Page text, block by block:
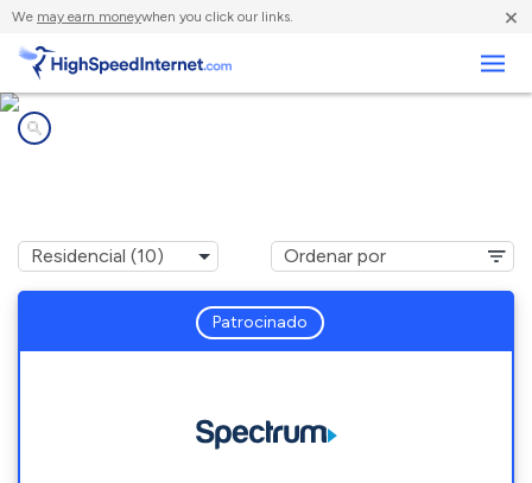
We may earn moneywhen you click our links. ×
Patrocinado